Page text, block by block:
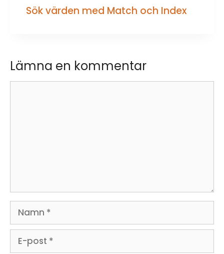
Sök värden med Match och Index
Lämna en kommentar
post